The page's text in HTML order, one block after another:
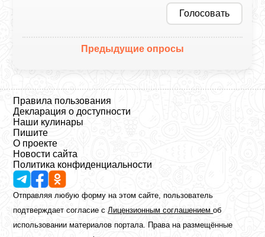
Голосовать
Предыдущие опросы
Правила пользования
Декларация о доступности
Наши кулинары
Пишите
О проекте
Новости сайта
Политика конфиденциальности
Отправляя любую форму на этом сайте, пользователь
подтверждает согласие сЛицензионным соглашениемоб
использовании материалов портала. Права на размещённые